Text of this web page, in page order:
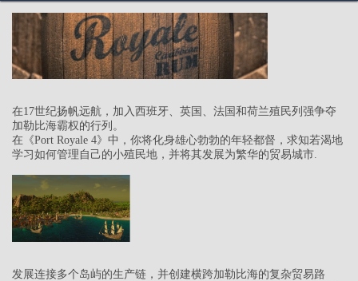
在17世纪扬帆远航，加入西班牙、英国、法国和荷兰殖民列强争夺
加勒比海霸权的行列。
在《Port Royale 4》中，你将化身雄心勃勃的年轻都督，求知若渴地
学习如何管理自己的小殖民地，并将其发展为繁华的贸易城市.
发展连接多个岛屿的生产链，并创建横跨加勒比海的复杂贸易路